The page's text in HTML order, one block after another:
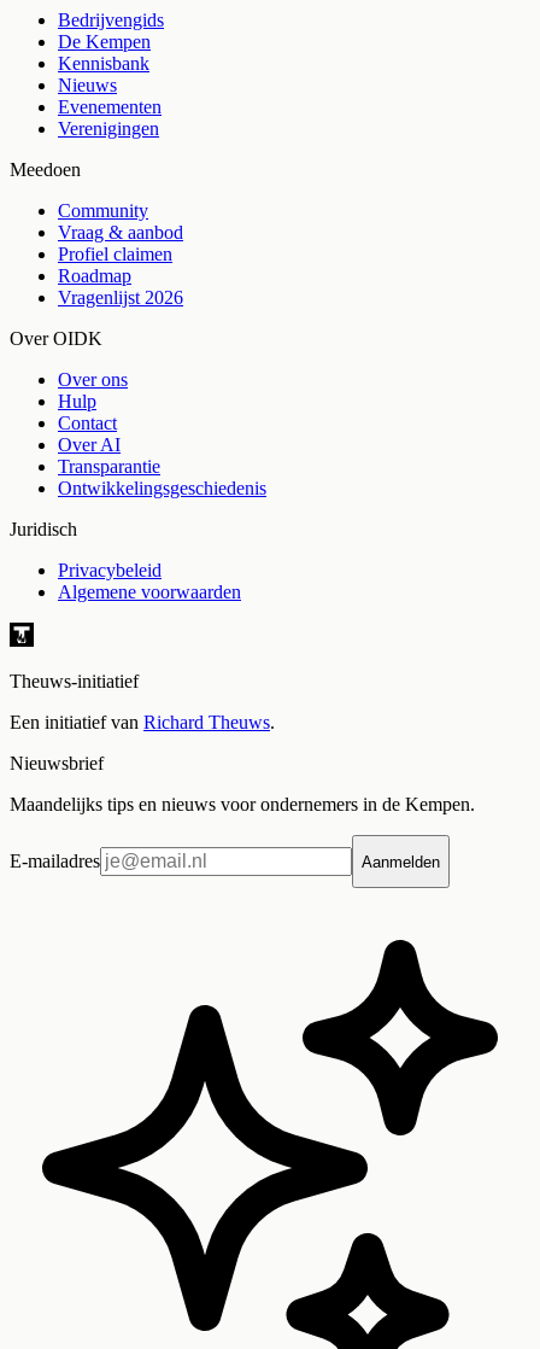
Bedrijvengids
De Kempen
Kennisbank
Nieuws
Evenementen
Verenigingen
Meedoen
Community
Vraag & aanbod
Profiel claimen
Roadmap
Vragenlijst 2026
Over OIDK
Over ons
Hulp
Contact
Over AI
Transparantie
Ontwikkelingsgeschiedenis
Juridisch
Privacybeleid
Algemene voorwaarden
Theuws-initiatief
Een initiatief van Richard Theuws.
Nieuwsbrief
Maandelijks tips en nieuws voor ondernemers in de Kempen.
E-mailadres Aanmelden